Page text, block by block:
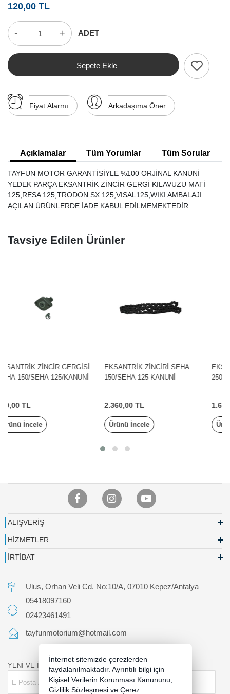
120,00 TL
- + ADET
Sepete Ekle
Fiyat Alarmı Arkadaşıma Öner
Açıklamalar Tüm Yorumlar Tüm Sorular
TAYFUN MOTOR GARANTİSİYLE %100 ORJİNAL KANUNİ
YEDEK PARÇA EKSANTRİK ZİNCİR GERGİ KILAVUZU MATİ
125,RESA 125,TRODON SX 125,VISAL125,WIKI AMBALAJI
AÇILAN ÜRÜNLERDE İADE KABUL EDİLMEMEKTEDİR.
Tavsiye Edilen Ürünler
EKSANTRİK ZİNCİRİ SEHA
150/SEHA 125 KANUNİ
2.360,00 TL
Ürünü İncele
EKSANTRİK ZİNCİRİ SEHA
250 KANUNİ
1.650,00 TL
Ürünü İncele
ALIŞVERİŞ
HİZMETLER
İRTİBAT
Ulus, Orhan Veli Cd. No:10/A, 07010 Kepez/Antalya
05418097160
02423461491
tayfunmotorium@hotmail.com
YENİ VE İNDİRİMLİ ÜRÜNLERDEN HABERDAR OLUN !
İnternet sitemizde çerezlerden
faydalanılmaktadır. Ayrıntılı bilgi için
Kişisel Verilerin Korunması Kanununu,
Gizlilik Sözleşmesi ve Çerez